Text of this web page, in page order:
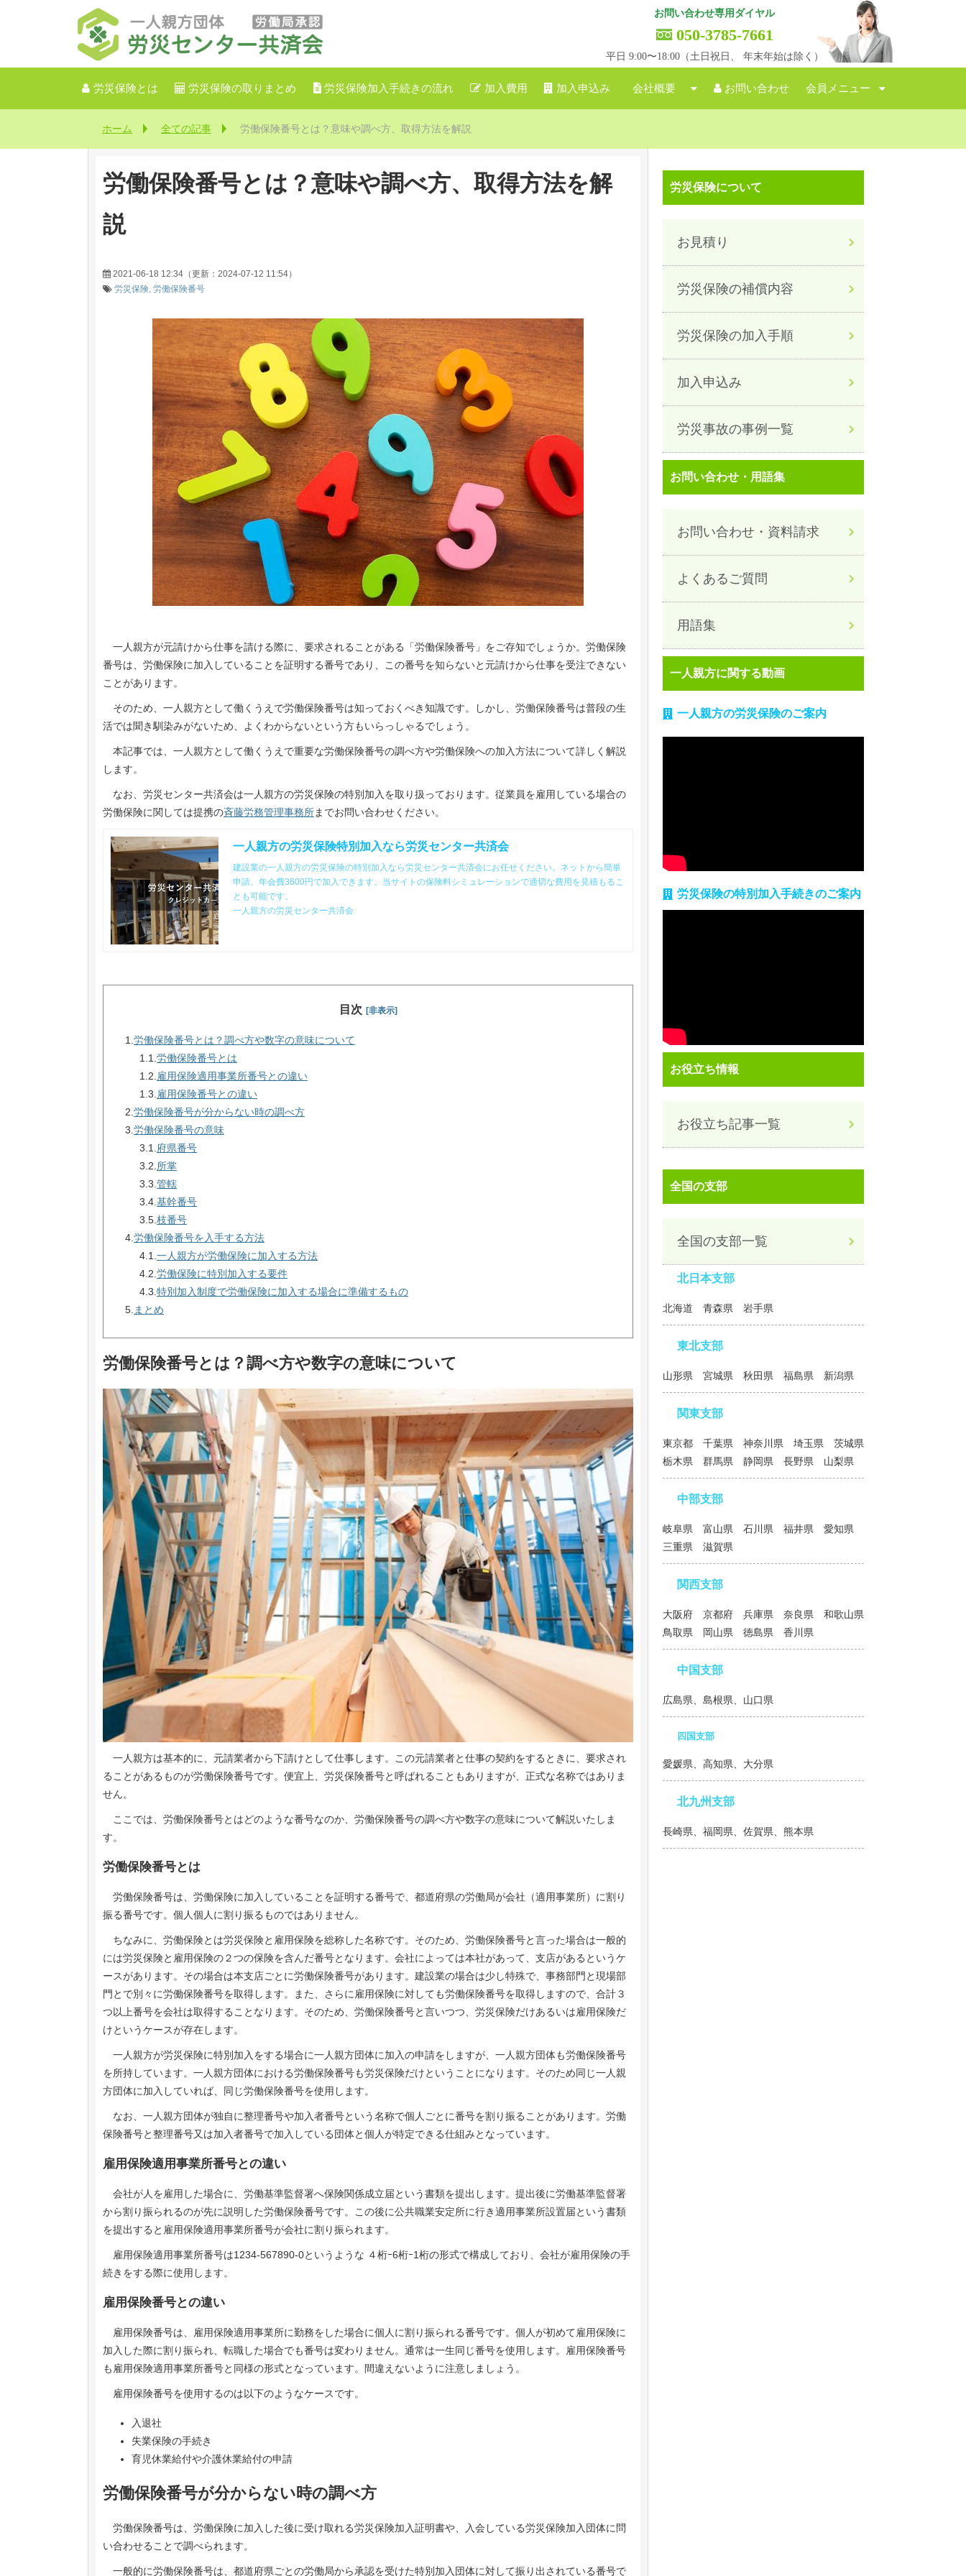
お問い合わせ専用ダイヤル
050-3785-7661
平日 9:00〜18:00（土日祝日、 年末年始は除く）
労災保険とは 労災保険の取りまとめ 労災保険加入手続きの流れ 加入費用 加入申込み 会社概要 お問い合わせ 会員メニュー
ホーム 全ての記事 労働保険番号とは？意味や調べ方、取得方法を解説
労働保険番号とは？意味や調べ方、取得方法を解
説
2021-06-18 12:34 （更新： 2024-07-12 11:54）
労災保険 労働保険番号
一人親方が元請けから仕事を請ける際に、要求されることがある「労働保険番号」をご存知でしょうか。労働保険
番号は、労働保険に加入していることを証明する番号であり、この番号を知らないと元請けから仕事を受注できない
ことがあります。
そのため、一人親方として働くうえで労働保険番号は知っておくべき知識です。しかし、労働保険番号は普段の生
活では聞き馴染みがないため、よくわからないという方もいらっしゃるでしょう。
本記事では、一人親方として働くうえで重要な労働保険番号の調べ方や労働保険への加入方法について詳しく解説
します。
なお、労災センター共済会は一人親方の労災保険の特別加入を取り扱っております。従業員を雇用している場合の
労働保険に関しては提携の斉藤労務管理事務所までお問い合わせください。
一人親方の労災保険特別加入なら労災センター共済会
建設業の一人親方の労災保険の特別加入なら労災センター共済会にお任せください。ネットから簡単
申請、年会費3600円で加入できます。当サイトの保険料シミュレーションで適切な費用を見積もるこ
とも可能です。
一人親方の労災センター共済会
目次 [非表示]
1. 労働保険番号とは？調べ方や数字の意味について
1.1. 労働保険番号とは
1.2. 雇用保険適用事業所番号との違い
1.3. 雇用保険番号との違い
2. 労働保険番号が分からない時の調べ方
3. 労働保険番号の意味
3.1. 府県番号
3.2. 所掌
3.3. 管轄
3.4. 基幹番号
3.5. 枝番号
4. 労働保険番号を入手する方法
4.1. 一人親方が労働保険に加入する方法
4.2. 労働保険に特別加入する要件
4.3. 特別加入制度で労働保険に加入する場合に準備するもの
5. まとめ
労働保険番号とは？調べ方や数字の意味について
一人親方は基本的に、元請業者から下請けとして仕事します。この元請業者と仕事の契約をするときに、要求され
ることがあるものが労働保険番号です。便宜上、労災保険番号と呼ばれることもありますが、正式な名称ではありま
せん。
ここでは、労働保険番号とはどのような番号なのか、労働保険番号の調べ方や数字の意味について解説いたしま
す。
労働保険番号とは
労働保険番号は、労働保険に加入していることを証明する番号で、都道府県の労働局が会社（適用事業所）に割り
振る番号です。個人個人に割り振るものではありません。
ちなみに、労働保険とは労災保険と雇用保険を総称した名称です。そのため、労働保険番号と言った場合は一般的
には労災保険と雇用保険の２つの保険を含んだ番号となります。会社によっては本社があって、支店があるというケ
ースがあります。その場合は本支店ごとに労働保険番号があります。建設業の場合は少し特殊で、事務部門と現場部
門とで別々に労働保険番号を取得します。また、さらに雇用保険に対しても労働保険番号を取得しますので、合計３
つ以上番号を会社は取得することなります。そのため、労働保険番号と言いつつ、労災保険だけあるいは雇用保険だ
けというケースが存在します。
一人親方が労災保険に特別加入をする場合に一人親方団体に加入の申請をしますが、一人親方団体も労働保険番号
を所持しています。一人親方団体における労働保険番号も労災保険だけということになります。そのため同じ一人親
方団体に加入していれば、同じ労働保険番号を使用します。
なお、一人親方団体が独自に整理番号や加入者番号という名称で個人ごとに番号を割り振ることがあります。労働
保険番号と整理番号又は加入者番号で加入している団体と個人が特定できる仕組みとなっています。
雇用保険適用事業所番号との違い
会社が人を雇用した場合に、労働基準監督署へ保険関係成立届という書類を提出します。提出後に労働基準監督署
から割り振られるのが先に説明した労働保険番号です。この後に公共職業安定所に行き適用事業所設置届という書類
を提出すると雇用保険適用事業所番号が会社に割り振られます。
雇用保険適用事業所番号は1234-567890-0というような ４桁ｰ6桁ｰ1桁の形式で構成しており、会社が雇用保険の手
続きをする際に使用します。
雇用保険番号との違い
雇用保険番号は、雇用保険適用事業所に勤務をした場合に個人に割り振られる番号です。個人が初めて雇用保険に
加入した際に割り振られ、転職した場合でも番号は変わりません。通常は一生同じ番号を使用します。雇用保険番号
も雇用保険適用事業所番号と同様の形式となっています。間違えないように注意しましょう。
雇用保険番号を使用するのは以下のようなケースです。
入退社
失業保険の手続き
育児休業給付や介護休業給付の申請
労働保険番号が分からない時の調べ方
労働保険番号は、労働保険に加入した後に受け取れる労災保険加入証明書や、入会している労災保険加入団体に問
い合わせることで調べられます。
一般的に労働保険番号は、都道府県ごとの労働局から承認を受けた特別加入団体に対して振り出されている番号で
労災保険について
お見積り
労災保険の補償内容
労災保険の加入手順
加入申込み
労災事故の事例一覧
お問い合わせ・用語集
お問い合わせ・資料請求
よくあるご質問
用語集
一人親方に関する動画
一人親方の労災保険のご案内
労災保険の特別加入手続きのご案内
お役立ち情報
お役立ち記事一覧
全国の支部
全国の支部一覧
北日本支部
北海道 青森県 岩手県
東北支部
山形県 宮城県 秋田県 福島県 新潟県
関東支部
東京都 千葉県 神奈川県 埼玉県 茨城県
栃木県 群馬県 静岡県 長野県 山梨県
中部支部
岐阜県 富山県 石川県 福井県 愛知県
三重県 滋賀県
関西支部
大阪府 京都府 兵庫県 奈良県 和歌山県
鳥取県 岡山県 徳島県 香川県
中国支部
広島県、島根県、山口県
四国支部
愛媛県、高知県、大分県
北九州支部
長崎県、福岡県、佐賀県、熊本県